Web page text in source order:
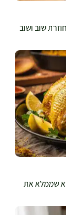
שוב ושוב
שממלא את